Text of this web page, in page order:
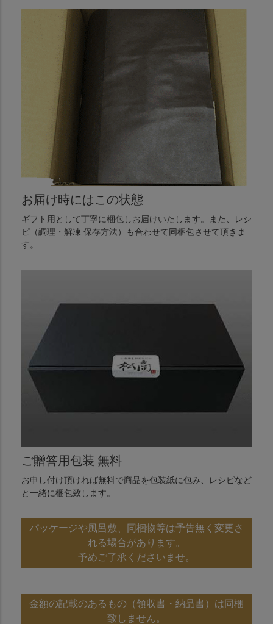
お届け時にはこの状態
ギフト用として丁寧に梱包しお届けいたします。また、レシ
ピ（調理・解凍 保存方法）も合わせて同梱包させて頂きま
す。
ご贈答用包装 無料
お申し付け頂ければ無料で商品を包装紙に包み、レシピなど
と一緒に梱包致します。
パッケージや風呂敷、同梱物等は予告無く変更さ
れる場合があります。
予めご了承くださいませ。
金額の記載のあるもの（領収書・納品書）は同梱
致しません。